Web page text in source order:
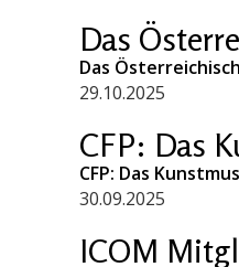
Das
Das
29.10.2025
CFP: Das
CFP: Das
30.09.2025
ICOM